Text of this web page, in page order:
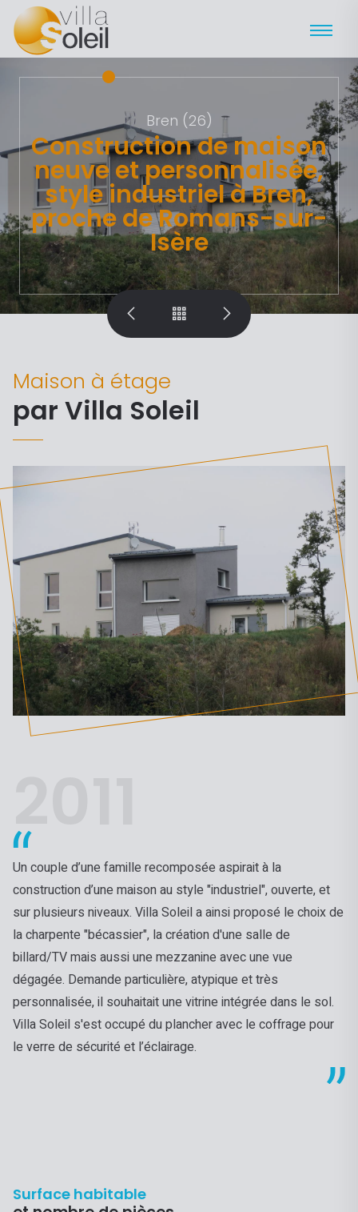
Bren (26)
Construction de maison
neuve et personnalisée,
style industriel à Bren,
proche de Romans-sur-
Isère
Maison à étage
par Villa Soleil
Un couple d’une famille recomposée aspirait à la
construction d’une maison au style "industriel", ouverte, et
sur plusieurs niveaux. Villa Soleil a ainsi proposé le choix de
la charpente "bécassier", la création d'une salle de
billard/TV mais aussi une mezzanine avec une vue
dégagée. Demande particulière, atypique et très
personnalisée, il souhaitait une vitrine intégrée dans le sol.
Villa Soleil s'est occupé du plancher avec le coffrage pour
le verre de sécurité et l’éclairage.
Surface habitable